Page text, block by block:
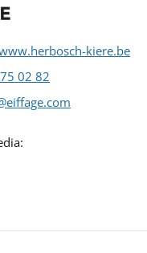
kiere.be
02 82